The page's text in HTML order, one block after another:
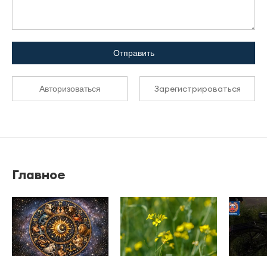
Отправить
Авторизоваться Зарегистрироваться
Главное